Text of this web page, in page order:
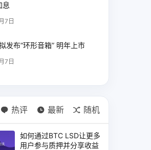
息
7日
发布“环形音箱” 明年上市
7日
热评 最新 随机
如何通过BTC LSD让更多
用户参与质押并分享收益